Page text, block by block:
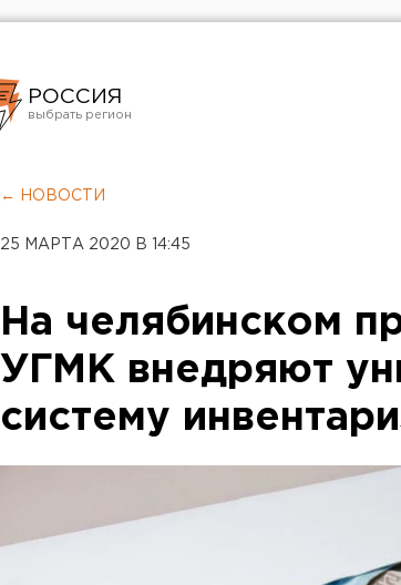
РОССИЯ
Челябинск
← НОВОСТИ
25 МАРТА 2020 В 14:45
На челябинском
УГМК внедряют
систему